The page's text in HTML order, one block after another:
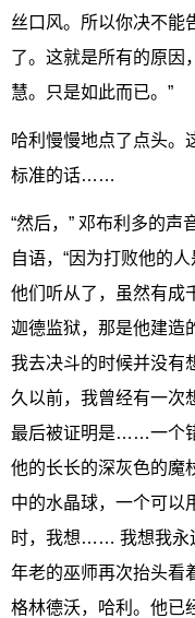
丝口风。所以你决不能
了。这就是所有的原因
慧。只是如此而已。”
哈利慢慢地点了点头。
标准的话……
“然后，” 邓布利多的
自语，“因为打败他的
他们听从了，虽然有成
迦德监狱，那是他建造
我去决斗的时候并没有
久以前，我曾经有一
最后被证明是……一个
他的长长的深灰色的魔
中的水晶球，一个可以
时，我想…… 我想我永
年老的巫师再次抬头看
格林德沃，哈利。他已